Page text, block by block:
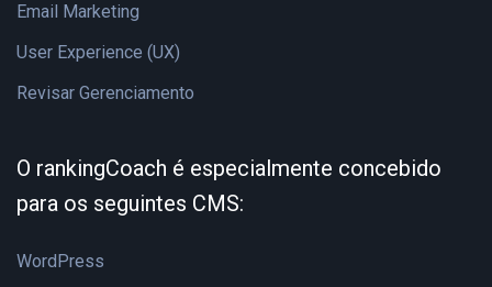
Email Marketing
User Experience (UX)
Revisar Gerenciamento
O rankingCoach é especialmente concebido
para os seguintes CMS:
WordPress